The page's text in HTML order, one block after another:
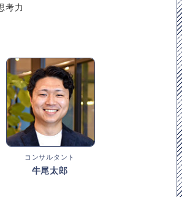
考力
コンサルタント
牛尾太郎